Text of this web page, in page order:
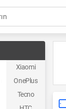
Xiaomi
OnePlus
Tecno